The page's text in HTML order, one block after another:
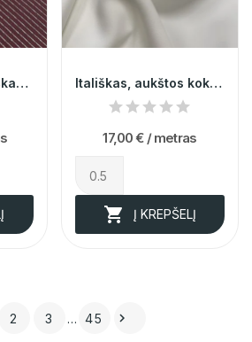
Itališkas, elegantiškas, bordo minkštas... Itališkas, aukštos kokybės pieno spalvos krepas...
17,00 € / metras
 Į KREPŠELĮ
2 3 … 45 